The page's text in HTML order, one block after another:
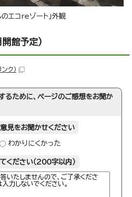
のエコreゾート」外観
館予定)
ンク）
るために、ページのご感想をお聞か
見をお聞かせください
わかりにくかった
ください（200字以内）